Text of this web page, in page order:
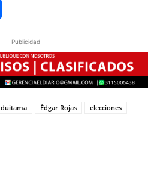
Publicidad
duitama Édgar Rojas
elecciones